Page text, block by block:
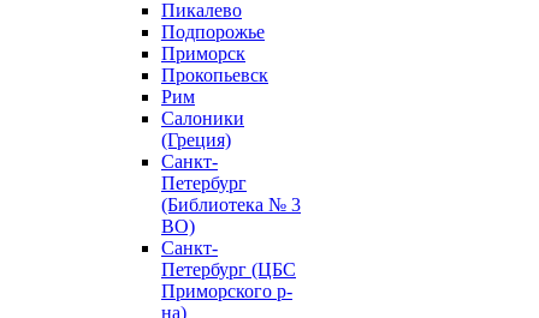
Пикалево
Подпорожье
Приморск
Прокопьевск
Рим
Салоники
(Греция)
Санкт-
Петербург
(Библиотека № 3
ВО)
Санкт-
Петербург (ЦБС
Приморского р-
на)